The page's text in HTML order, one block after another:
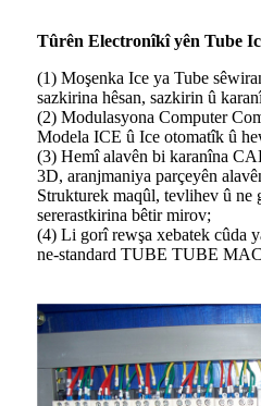
Tûrên Electronîkî yên Tube
(1) Moşenka Ice ya Tube
sazkirina hêsan, sazkirin û
(2) Modulasyona Computer
Modela ICE û Ice otomatîk û
(3) Hemî alavên bi karanîna
3D, aranjmaniya parçeyên
Strukturek maqûl, tevlihev û ne
sererastkirina bêtir mirov;
(4) Li gorî rewşa xebatek cûda
ne-standard TUBE TUBE